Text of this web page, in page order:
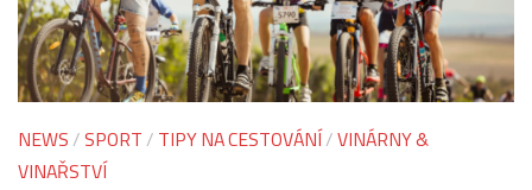
NEWS /SPORT / TIPY NA CESTOVÁNÍ/VINÁRNY &
VINAŘSTVÍ